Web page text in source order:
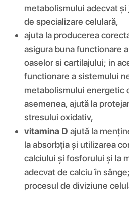
metabolismului adecvat
de specializare celulară,
ajuta la producerea
asigura buna functionare
oaselor si cartilajului; in
functionare a sistemului
metabolismului energetic
asemenea, ajută la
stresului oxidativ,
vitamina D ajută la
la absorbția și utilizarea
calciului și fosforului și la
adecvat de calciu în
procesul de diviziune